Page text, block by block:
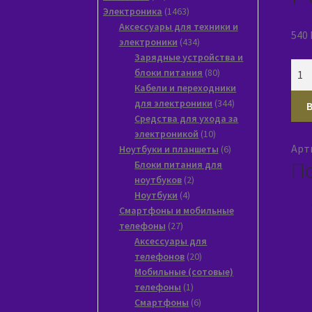
540
товара
Электроника 14631463
товара
Аксессуары для техники и
электроники 434434
товара
Зарядные устройства и
блоки питания 8080
товаров
Кабели и переходники
для электроники 344344
товара
Средства для ухода за
электроникой 1010
товаров
Ноутбуки и планшеты 66
Блоки питания для
ноутбуков 22
Ноутбуки 44
товара
Смартфоны и мобильные
телефоны 2727
товаров
Аксессуары для
телефонов 2020
товаров
Мобильные (сотовые)
телефоны 11
товар
Смартфоны 66